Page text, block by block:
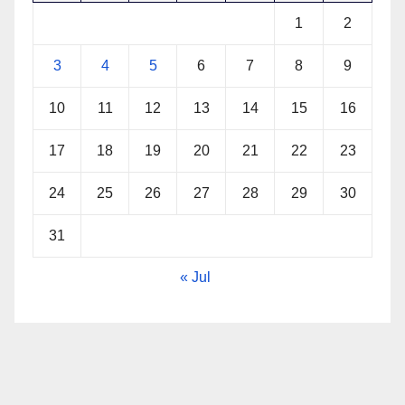
1 2
3 4 5 6 7 8 9
10 11 12 13 14 15 16
17 18 19 20 21 22 23
24 25 26 27 28 29 30
31
« Jul